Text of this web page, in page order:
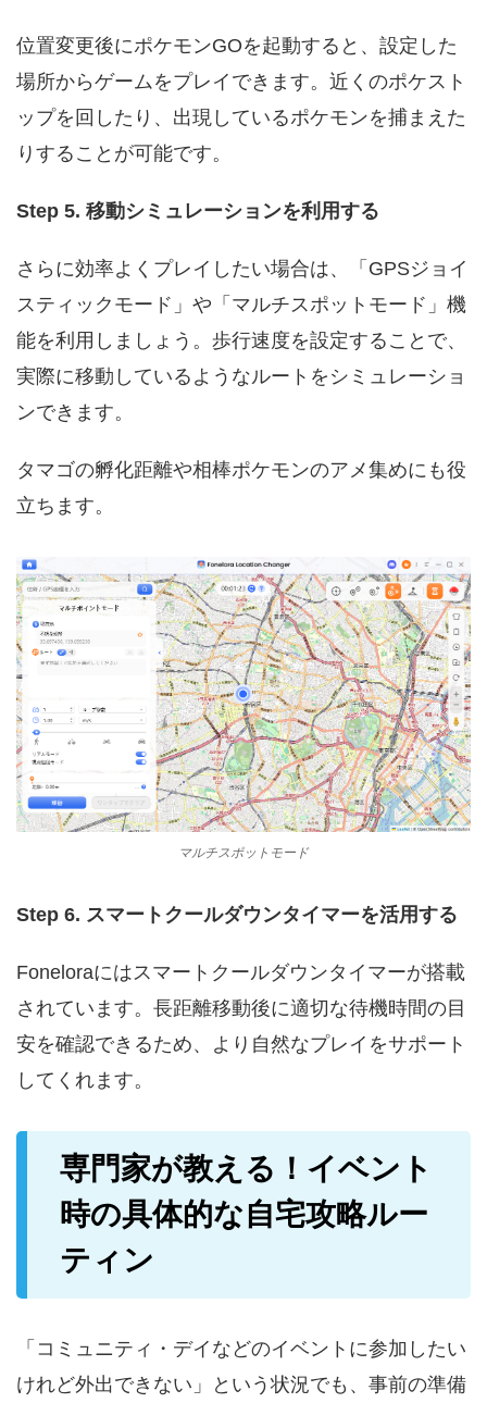
位置変更後にポケモンGOを起動すると、設定した
場所からゲームをプレイできます。近くのポケスト
ップを回したり、出現しているポケモンを捕まえた
りすることが可能です。
Step 5. 移動シミュレーションを利用する
さらに効率よくプレイしたい場合は、「GPSジョイ
スティックモード」や「マルチスポットモード」機
能を利用しましょう。歩行速度を設定することで、
実際に移動しているようなルートをシミュレーショ
ンできます。
タマゴの孵化距離や相棒ポケモンのアメ集めにも役
立ちます。
マルチスポットモード
Step 6. スマートクールダウンタイマーを活用する
Foneloraにはスマートクールダウンタイマーが搭載
されています。長距離移動後に適切な待機時間の目
安を確認できるため、より自然なプレイをサポート
してくれます。
専門家が教える！イベント
時の具体的な自宅攻略ルー
ティン
「コミュニティ・デイなどのイベントに参加したい
けれど外出できない」という状況でも、事前の準備